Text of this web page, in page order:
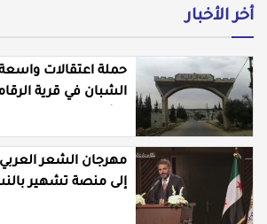
أخر الأخبار
حملة اعتقالات
الشبان في قرية
مهرجان الشعر
إلى منصة تشهير